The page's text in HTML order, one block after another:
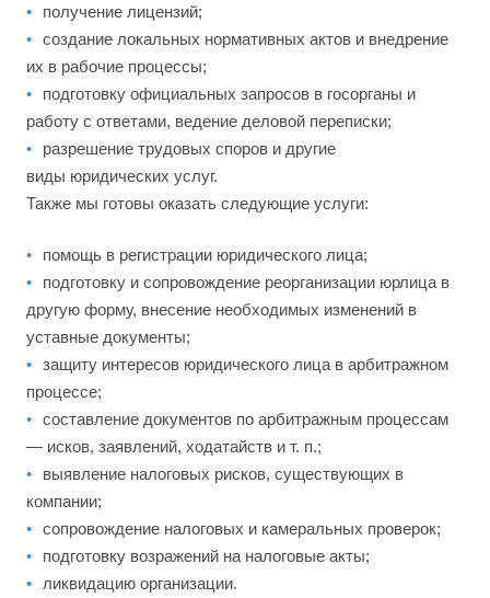
получение лицензий;
создание локальных нормативных актов и внедрение
их в рабочие процессы;
подготовку официальных запросов в госорганы и
работу с ответами, ведение деловой переписки;
разрешение трудовых споров и другие
виды юридических услуг.
Также мы готовы оказать следующие услуги:
помощь в регистрации юридического лица;
подготовку и сопровождение реорганизации юрлица в
другую форму, внесение необходимых изменений в
уставные документы;
защиту интересов юридического лица в арбитражном
процессе;
составление документов по арбитражным процессам
— исков, заявлений, ходатайств и т. п.;
выявление налоговых рисков, существующих в
компании;
сопровождение налоговых и камеральных проверок;
подготовку возражений на налоговые акты;
ликвидацию организации.